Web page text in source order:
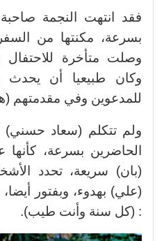
فقد انتهت النجمة
بسرعة، مكنتها من
وصلت متأخرة للاحتفال
وكان طبيعيا أن يحدث
للمدعوين وفي مقدمتهم
ولم تتكلم (سعاد حسني)
الحاضرين بسرعة،
(بان) سريعة، تحدد
(علي) بهدوء، وبفتور
: (كل سنة وأنت طيب).